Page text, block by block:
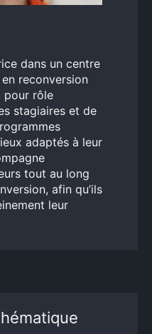
dans un centre
reconversion
pour rôle
stagiaires et de
adaptés à leur
tout au long
afin qu’ils
leur